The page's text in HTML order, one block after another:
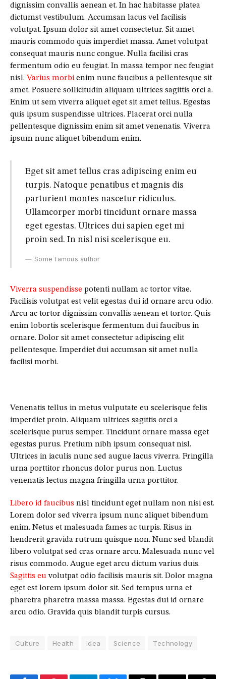
dignissim convallis aenean et. In hac habitasse platea
dictumst vestibulum. Accumsan lacus vel facilisis
volutpat. Ipsum dolor sit amet consectetur. Sit amet
mauris commodo quis imperdiet massa. Amet volutpat
consequat mauris nunc congue. Nulla facilisi cras
fermentum odio eu feugiat. In massa tempor nec feugiat
nisl. Varius morbi enim nunc faucibus a pellentesque sit
amet. Posuere sollicitudin aliquam ultrices sagittis orci a.
Enim ut sem viverra aliquet eget sit amet tellus. Egestas
quis ipsum suspendisse ultrices. Placerat orci nulla
pellentesque dignissim enim sit amet venenatis. Viverra
ipsum nunc aliquet bibendum enim.
Eget sit amet tellus cras adipiscing enim eu
turpis. Natoque penatibus et magnis dis
parturient montes nascetur ridiculus.
Ullamcorper morbi tincidunt ornare massa
eget egestas. Ultrices dui sapien eget mi
proin sed. In nisl nisi scelerisque eu.
Some famous author
Viverra suspendisse potenti nullam ac tortor vitae.
Facilisis volutpat est velit egestas dui id ornare arcu odio.
Arcu ac tortor dignissim convallis aenean et tortor. Quis
enim lobortis scelerisque fermentum dui faucibus in
ornare. Dolor sit amet consectetur adipiscing elit
pellentesque. Imperdiet dui accumsan sit amet nulla
facilisi morbi.
Venenatis tellus in metus vulputate eu scelerisque felis
imperdiet proin. Aliquam ultrices sagittis orci a
scelerisque purus semper. Tincidunt ornare massa eget
egestas purus. Pretium nibh ipsum consequat nisl.
Ultrices in iaculis nunc sed augue lacus viverra. Fringilla
urna porttitor rhoncus dolor purus non. Luctus
venenatis lectus magna fringilla urna porttitor.
Libero id faucibus nisl tincidunt eget nullam non nisi est.
Lorem dolor sed viverra ipsum nunc aliquet bibendum
enim. Netus et malesuada fames ac turpis. Risus in
hendrerit gravida rutrum quisque non. Nunc sed blandit
libero volutpat sed cras ornare arcu. Malesuada nunc vel
risus commodo. Augue eget arcu dictum varius duis.
Sagittis eu volutpat odio facilisis mauris sit. Dolor magna
eget est lorem ipsum dolor sit. Sed tempus urna et
pharetra pharetra massa massa. Egestas dui id ornare
arcu odio. Gravida quis blandit turpis cursus.
Culture Health Idea Science Technology